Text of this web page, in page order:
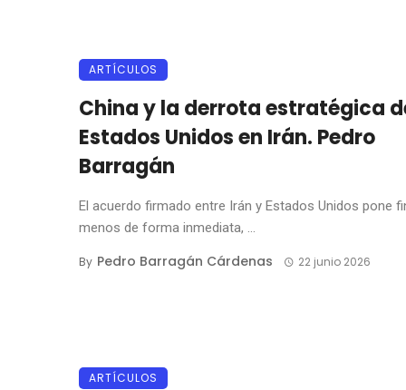
ARTÍCULOS
China y la derrota estratégica
Estados Unidos en Irán. Pedro
Barragán
El acuerdo firmado entre Irán y Estados Unidos pone
menos de forma inmediata, ...
By Pedro Barragán Cárdenas 22 junio 2026
ARTÍCULOS